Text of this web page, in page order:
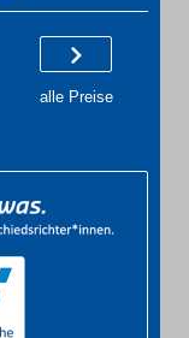
alle Preise